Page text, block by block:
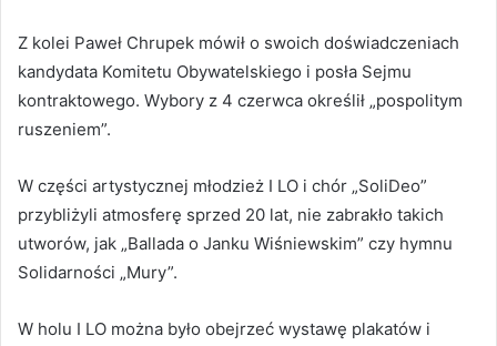
Z kolei Paweł Chrupek mówił o swoich doświadczeniach
kandydata Komitetu Obywatelskiego i posła Sejmu
kontraktowego. Wybory z 4 czerwca określił „pospolitym
ruszeniem”.
W części artystycznej młodzież I LO i chór „SoliDeo”
przybliżyli atmosferę sprzed 20 lat, nie zabrakło takich
utworów, jak „Ballada o Janku Wiśniewskim” czy hymnu
Solidarności „Mury”.
W holu I LO można było obejrzeć wystawę plakatów i